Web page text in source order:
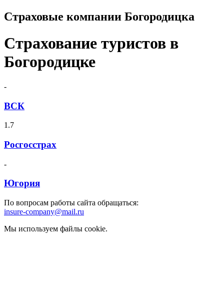
Страховые компании Богородицка
Страхование туристов в
Богородицке
-
ВСК
1.7
Росгосстрах
-
Югория
По вопросам работы сайта обращаться:
insure-company@mail.ru
Мы используем файлы cookie.